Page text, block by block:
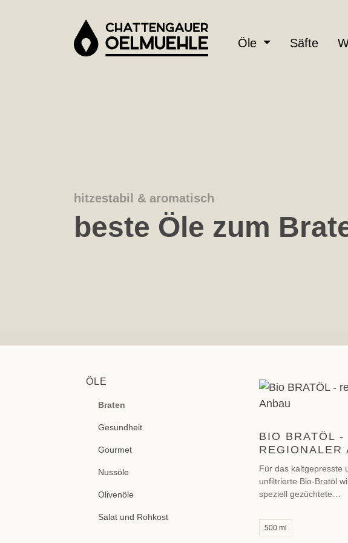
Öle Säfte
hitzestabil & aromatisch
beste Öle zum
ÖLE
Braten
Gesundheit
Gourmet
Nussöle
Olivenöle
Salat und Rohkost
BIO BRATÖL -
REGIONALER
Für das kaltgepresste
unfiltrierte Bio-Bratöl
speziell gezüchtete
Oleic) mit einem sehr
Gehalt an Ölsäure
500 ml